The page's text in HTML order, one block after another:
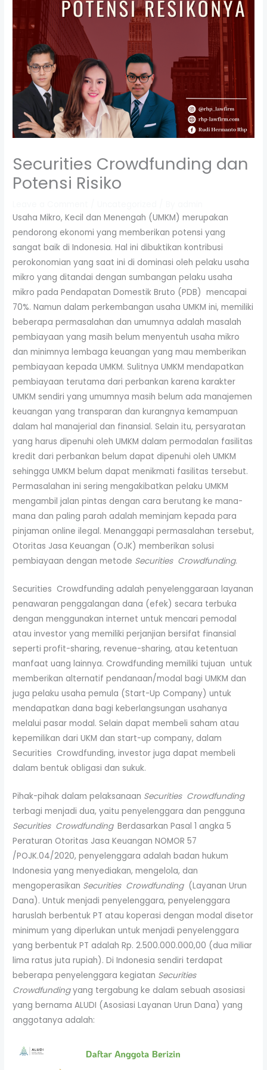
Securities Crowdfunding dan
Potensi Risiko
Usaha Mikro, Kecil dan Menengah (UMKM) merupakan
pendorong ekonomi yang memberikan potensi yang
sangat baik di Indonesia. Hal ini dibuktikan kontribusi
perokonomian yang saat ini di dominasi oleh pelaku usaha
mikro yang ditandai dengan sumbangan pelaku usaha
mikro pada Pendapatan Domestik Bruto (PDB) mencapai
70%. Namun dalam perkembangan usaha UMKM ini, memiliki
beberapa permasalahan dan umumnya adalah masalah
pembiayaan yang masih belum menyentuh usaha mikro
dan minimnya lembaga keuangan yang mau memberikan
pembiayaan kepada UMKM. Sulitnya UMKM mendapatkan
pembiayaan terutama dari perbankan karena karakter
UMKM sendiri yang umumnya masih belum ada manajemen
keuangan yang transparan dan kurangnya kemampuan
dalam hal manajerial dan finansial. Selain itu, persyaratan
yang harus dipenuhi oleh UMKM dalam permodalan fasilitas
kredit dari perbankan belum dapat dipenuhi oleh UMKM
sehingga UMKM belum dapat menikmati fasilitas tersebut.
Permasalahan ini sering mengakibatkan pelaku UMKM
mengambil jalan pintas dengan cara berutang ke mana-
mana dan paling parah adalah meminjam kepada para
pinjaman online ilegal. Menanggapi permasalahan tersebut,
Otoritas Jasa Keuangan (OJK) memberikan solusi
pembiayaan dengan metode Securities Crowdfunding.
Securities Crowdfunding adalah penyelenggaraan layanan
penawaran penggalangan dana (efek) secara terbuka
dengan menggunakan internet untuk mencari pemodal
atau investor yang memiliki perjanjian bersifat finansial
seperti profit-sharing, revenue-sharing, atau ketentuan
manfaat uang lainnya. Crowdfunding memiliki tujuan untuk
memberikan alternatif pendanaan/modal bagi UMKM dan
juga pelaku usaha pemula (Start-Up Company) untuk
mendapatkan dana bagi keberlangsungan usahanya
melalui pasar modal. Selain dapat membeli saham atau
kepemilikan dari UKM dan start-up company, dalam
Securities Crowdfunding, investor juga dapat membeli
dalam bentuk obligasi dan sukuk.
Pihak-pihak dalam pelaksanaan Securities Crowdfunding
terbagi menjadi dua, yaitu penyelenggara dan pengguna
Securities Crowdfunding.Berdasarkan Pasal 1 angka 5
Peraturan Otoritas Jasa Keuangan NOMOR 57
/POJK.04/2020, penyelenggara adalah badan hukum
Indonesia yang menyediakan, mengelola, dan
mengoperasikan Securities Crowdfunding (Layanan Urun
Dana). Untuk menjadi penyelenggara, penyelenggara
haruslah berbentuk PT atau koperasi dengan modal disetor
minimum yang diperlukan untuk menjadi penyelenggara
yang berbentuk PT adalah Rp. 2.500.000.000,00 (dua miliar
lima ratus juta rupiah). Di Indonesia sendiri terdapat
beberapa penyelenggara kegiatan Securities
Crowdfundingyang tergabung ke dalam sebuah asosiasi
yang bernama ALUDI (Asosiasi Layanan Urun Dana) yang
anggotanya adalah: